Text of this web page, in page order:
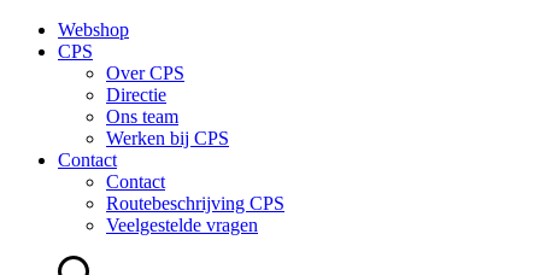
Webshop
CPS
Over CPS
Directie
Ons team
Werken bij CPS
Contact
Contact
Routebeschrijving CPS
Veelgestelde vragen